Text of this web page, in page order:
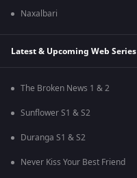
Naxalbari
Latest & Upcoming Web Series
The Broken News 1 & 2
Sunflower S1 & S2
Duranga S1 & S2
Never Kiss Your Best Friend